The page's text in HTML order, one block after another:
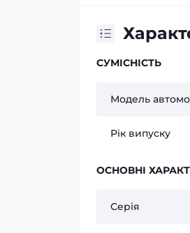
СУМІСНІСТЬ
Модель
Рік випуску
ОСНОВНІ
Серія